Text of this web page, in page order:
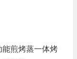
能煎烤蒸一体烤